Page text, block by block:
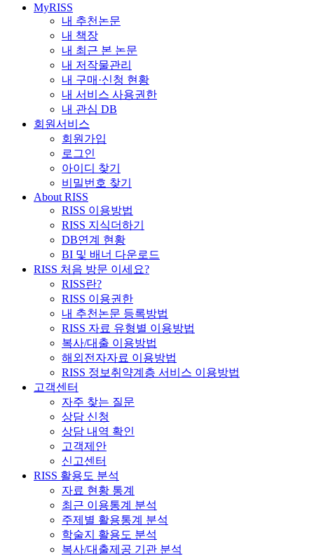
MyRISS
내 추천논문
내 책장
내 최근 본 논문
내 저작물관리
내 구매·신청 현황
내 서비스 사용권한
내 관심 DB
회원서비스
회원가입
로그인
아이디 찾기
비밀번호 찾기
About RISS
RISS 이용방법
RISS 지식더하기
DB연계 현황
BI 및 배너 다운로드
RISS 처음 방문 이세요?
RISS란?
RISS 이용권한
내 추천논문 등록방법
RISS 자료 유형별 이용방법
복사/대출 이용방법
해외전자자료 이용방법
RISS 정보취약계층 서비스 이용방법
고객센터
자주 찾는 질문
상담 신청
상담 내역 확인
고객제안
신고센터
RISS 활용도 분석
자료 현황 통계
최근 이용통계 분석
주제별 활용통계 분석
학술지 활용도 분석
복사/대출제공 기관 분석